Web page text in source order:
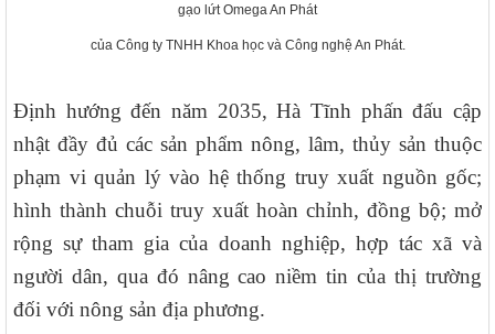
gạo lứt Omega An Phát
của Công ty TNHH Khoa học và Công nghệ An Phát.
Định hướng đến năm 2035, Hà Tĩnh phấn đấu cập
nhật đầy đủ các sản phẩm nông, lâm, thủy sản thuộc
phạm vi quản lý vào hệ thống truy xuất nguồn gốc;
hình thành chuỗi truy xuất hoàn chỉnh, đồng bộ; mở
rộng sự tham gia của doanh nghiệp, hợp tác xã và
người dân, qua đó nâng cao niềm tin của thị trường
đối với nông sản địa phương.